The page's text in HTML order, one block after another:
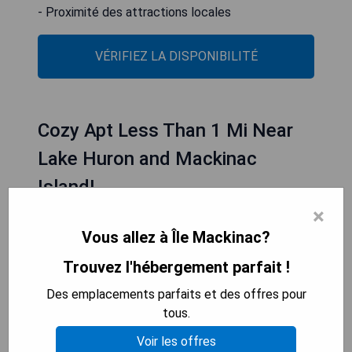
- Proximité des attractions locales
VÉRIFIEZ LA DISPONIBILITÉ
Cozy Apt Less Than 1 Mi Near
Lake Huron and Mackinac
Island!
×
Vous allez à Île Mackinac?
Trouvez l'hébergement parfait !
Des emplacements parfaits et des offres pour
tous.
Voir les offres